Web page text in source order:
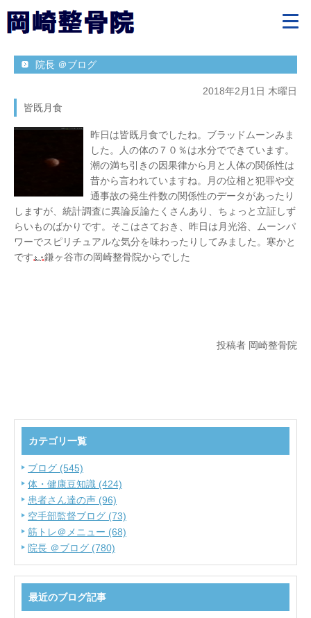
院長 ＠ブログ
2018年2月1日 木曜日
皆既月食
昨日は皆既月食でしたね。ブラッドムーンみま
した。人の体の７０％は水分でできています。
潮の満ち引きの因果律から月と人体の関係性は
昔から言われていますね。月の位相と犯罪や交
通事故の発生件数の関係性のデータがあったり
しますが、統計調査に異論反論たくさんあり、ちょっと立証しず
らいものばかりです。そこはさておき、昨日は月光浴、ムーンパ
ワーでスピリチュアルな気分を味わったりしてみました。寒かと
です
鎌ヶ谷市の岡崎整骨院からでした
投稿者 岡崎整骨院
カテゴリ一覧
ブログ (545)
体・健康豆知識 (424)
患者さん達の声 (96)
空手部監督ブログ (73)
筋トレ＠メニュー (68)
院長 ＠ブログ (780)
最近のブログ記事